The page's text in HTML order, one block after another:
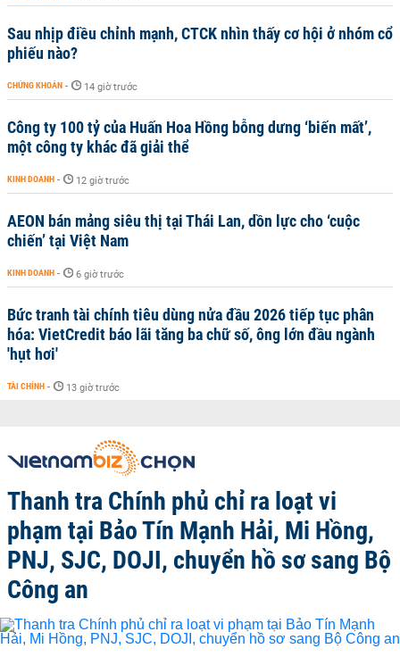
Sau nhịp điều chỉnh mạnh, CTCK nhìn thấy cơ hội ở nhóm cổ
phiếu nào?
CHỨNG KHOÁN - 14 giờ trước
Công ty 100 tỷ của Huấn Hoa Hồng bỗng dưng ‘biến mất’,
một công ty khác đã giải thể
KINH DOANH - 12 giờ trước
AEON bán mảng siêu thị tại Thái Lan, dồn lực cho ‘cuộc
chiến’ tại Việt Nam
KINH DOANH - 6 giờ trước
Bức tranh tài chính tiêu dùng nửa đầu 2026 tiếp tục phân
hóa: VietCredit báo lãi tăng ba chữ số, ông lớn đầu ngành
'hụt hơi'
TÀI CHÍNH - 13 giờ trước
Thanh tra Chính phủ chỉ ra loạt vi
phạm tại Bảo Tín Mạnh Hải, Mi Hồng,
PNJ, SJC, DOJI, chuyển hồ sơ sang Bộ
Công an